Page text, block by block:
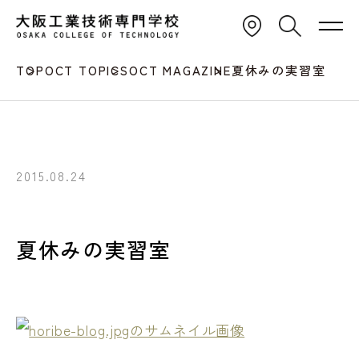
TOPOCT TOPICSOCT MAGAZINE夏休みの実習室
2015.08.24
夏休みの実習室